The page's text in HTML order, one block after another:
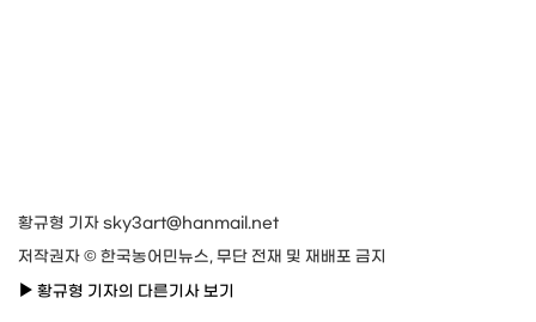
황규형 기자 sky3art@hanmail.net
저작권자 © 한국농어민뉴스, 무단 전재 및 재배포 금지
황규형 기자의 다른기사 보기